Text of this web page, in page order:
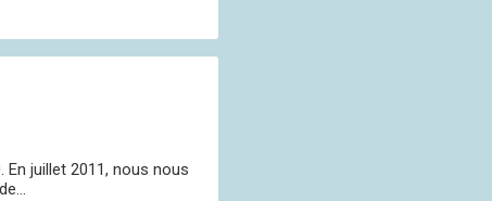
juillet 2011, nous nous